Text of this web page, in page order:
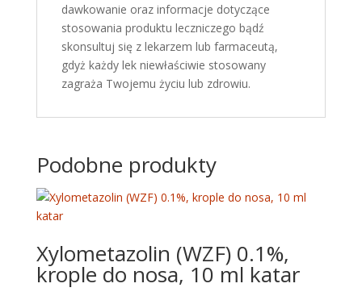
dawkowanie oraz informacje dotyczące
stosowania produktu leczniczego bądź
skonsultuj się z lekarzem lub farmaceutą,
gdyż każdy lek niewłaściwie stosowany
zagraża Twojemu życiu lub zdrowiu.
Podobne produkty
Xylometazolin (WZF) 0.1%,
krople do nosa, 10 ml katar